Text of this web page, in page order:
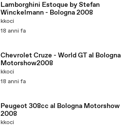
Lamborghini Estoque by Stefan
Winckelmann - Bologna 2008
kkoci
18 anni fa
Chevrolet Cruze - World GT al Bologna
Motorshow2008
kkoci
18 anni fa
Peugeot 308cc al Bologna Motorshow
2008
kkoci